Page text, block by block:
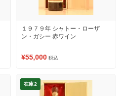
１９７９年 シャトー・ローザ
ン・ガシー 赤ワイン
¥55,000 税込
在庫2